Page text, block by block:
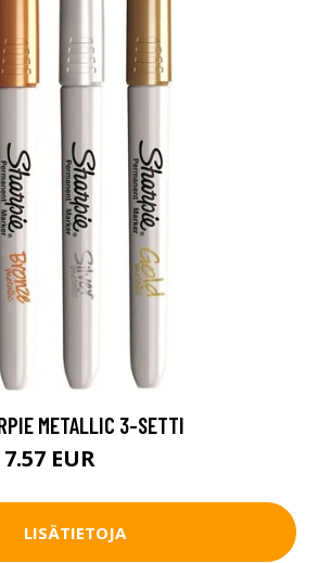
METALLIC 3-SETTI
7.57 EUR
LISÄTIETOJA